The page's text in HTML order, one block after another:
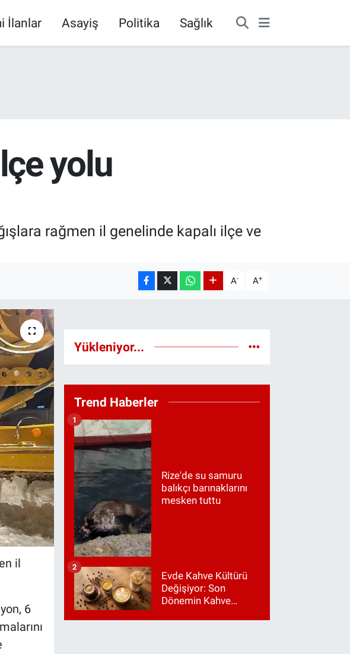
İlanlar Asayiş Politika Sağlık
yolu
rağmen il genelinde kapalı ilçe ve
A- A+
il
6
Yükleniyor...
Trend Haberler
Rize'de su samuru
balıkçı barınaklarını
mesken tuttu
1
Evde Kahve Kültürü
Değişiyor: Son
Dönemin Kahve
2